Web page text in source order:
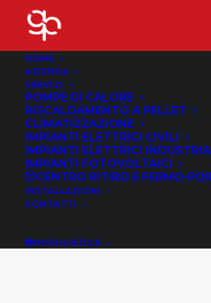
HOME
AZIENDA
SERVIZI
POMPE DI CALORE
RISCALDAMENTO A PELLET
CLIMATIZZAZIONE
IMPIANTI ELETTRICI CIVILI
IMPIANTI ELETTRICI
IMPIANTI FOTOVOLTAICI
CENTRO RITIRO E FERMO-
INSTALLAZIONI
CONTATTI
MODULISTICA
Aria